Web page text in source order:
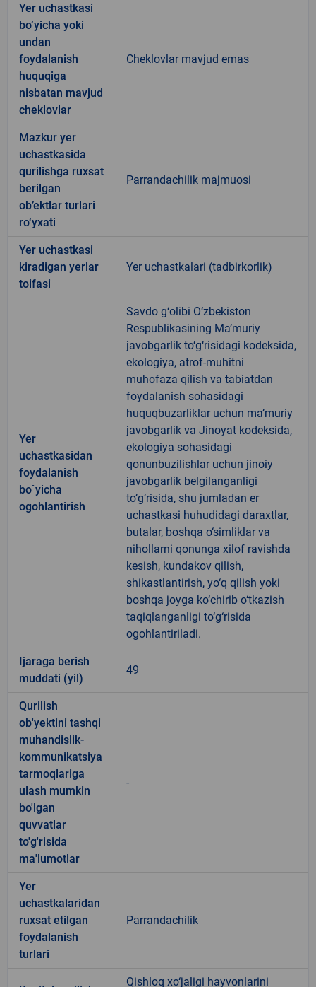
Yer uchastkasi
bo‘yicha yoki
undan
foydalanish
huquqiga
nisbatan mavjud
cheklovlar
Cheklovlar mavjud emas
Mazkur yer
uchastkasida
qurilishga ruxsat
berilgan
ob’ektlar turlari
ro‘yxati
Parrandachilik majmuosi
Yer uchastkasi
kiradigan yerlar
toifasi
Yer uchastkalari (tadbirkorlik)
Yer
uchastkasidan
foydalanish
bo`yicha
ogohlantirish
Savdo g‘olibi O‘zbekiston
Respublikasining Ma’muriy
javobgarlik to‘g‘risidagi kodeksida,
ekologiya, atrof-muhitni
muhofaza qilish va tabiatdan
foydalanish sohasidagi
huquqbuzarliklar uchun ma’muriy
javobgarlik va Jinoyat kodeksida,
ekologiya sohasidagi
qonunbuzilishlar uchun jinoiy
javobgarlik belgilanganligi
to‘g‘risida, shu jumladan er
uchastkasi huhudidagi daraxtlar,
butalar, boshqa o‘simliklar va
nihollarni qonunga xilof ravishda
kesish, kundakov qilish,
shikastlantirish, yo‘q qilish yoki
boshqa joyga ko‘chirib o‘tkazish
taqiqlanganligi to‘g‘risida
ogohlantiriladi.
Ijaraga berish
muddati (yil)
49
Qurilish
ob'yektini tashqi
muhandislik-
kommunikatsiya
tarmoqlariga
ulash mumkin
bo'lgan
quvvatlar
to'g'risida
ma'lumotlar
-
Yer
uchastkalaridan
ruxsat etilgan
foydalanish
turlari
Parrandachilik
Qishloq xo‘jaligi hayvonlarini